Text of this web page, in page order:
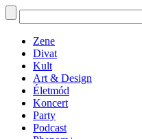
Zene
Divat
Kult
Art & Design
Életmód
Koncert
Party
Podcast